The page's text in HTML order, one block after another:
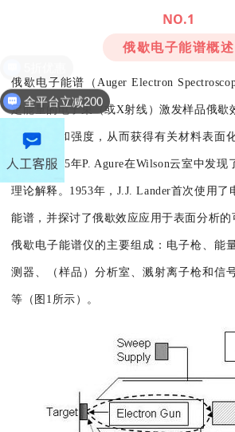
NO.1
俄歇电子能谱概述
俄歇电子能谱（Auger Electron
定能量的电子束（或X射线）激发样品俄歇
子的能量和强度，从而获得有关材料表面
方法。1925年P. Agure在Wilson云室中发现
理论解释。1953年，J.J. Lander首次使用
能谱，并探讨了俄歇效应应用于表面分析的
俄歇电子能谱仪的主要组成：电子枪、能
测器、（样品）分析室、溅射离子枪和信
等（图1所示）。
全平台立减200